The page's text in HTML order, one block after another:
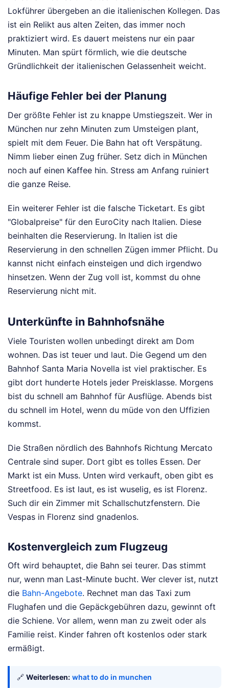
Lokführer übergeben an die italienischen Kollegen. Das
ist ein Relikt aus alten Zeiten, das immer noch
praktiziert wird. Es dauert meistens nur ein paar
Minuten. Man spürt förmlich, wie die deutsche
Gründlichkeit der italienischen Gelassenheit weicht.
Häufige Fehler bei der Planung
Der größte Fehler ist zu knappe Umstiegszeit. Wer in
München nur zehn Minuten zum Umsteigen plant,
spielt mit dem Feuer. Die Bahn hat oft Verspätung.
Nimm lieber einen Zug früher. Setz dich in München
noch auf einen Kaffee hin. Stress am Anfang ruiniert
die ganze Reise.
Ein weiterer Fehler ist die falsche Ticketart. Es gibt
"Globalpreise" für den EuroCity nach Italien. Diese
beinhalten die Reservierung. In Italien ist die
Reservierung in den schnellen Zügen immer Pflicht. Du
kannst nicht einfach einsteigen und dich irgendwo
hinsetzen. Wenn der Zug voll ist, kommst du ohne
Reservierung nicht mit.
Unterkünfte in Bahnhofsnähe
Viele Touristen wollen unbedingt direkt am Dom
wohnen. Das ist teuer und laut. Die Gegend um den
Bahnhof Santa Maria Novella ist viel praktischer. Es
gibt dort hunderte Hotels jeder Preisklasse. Morgens
bist du schnell am Bahnhof für Ausflüge. Abends bist
du schnell im Hotel, wenn du müde von den Uffizien
kommst.
Die Straßen nördlich des Bahnhofs Richtung Mercato
Centrale sind super. Dort gibt es tolles Essen. Der
Markt ist ein Muss. Unten wird verkauft, oben gibt es
Streetfood. Es ist laut, es ist wuselig, es ist Florenz.
Such dir ein Zimmer mit Schallschutzfenstern. Die
Vespas in Florenz sind gnadenlos.
Kostenvergleich zum Flugzeug
Oft wird behauptet, die Bahn sei teurer. Das stimmt
nur, wenn man Last-Minute bucht. Wer clever ist, nutzt
die Bahn-Angebote. Rechnet man das Taxi zum
Flughafen und die Gepäckgebühren dazu, gewinnt oft
die Schiene. Vor allem, wenn man zu zweit oder als
Familie reist. Kinder fahren oft kostenlos oder stark
ermäßigt.
🔗 Weiterlesen: what to do in munchen